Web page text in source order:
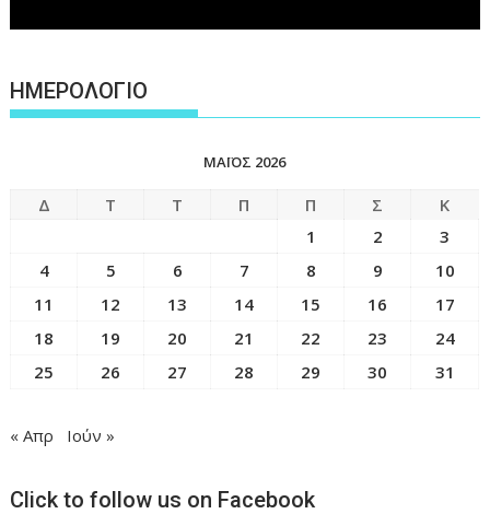
ΗΜΕΡΟΛΟΓΙΟ
ΜΆΙΟΣ 2026
Δ Τ Τ Π Π Σ
Κ
1
2
3
4
5 6 7 8 9
10
11
12 13 14 15 16
17
18
19 20 21 22 23
24
25
26 27 28 29 30 31
« Απρ Ιούν »
Click to follow us on Facebook